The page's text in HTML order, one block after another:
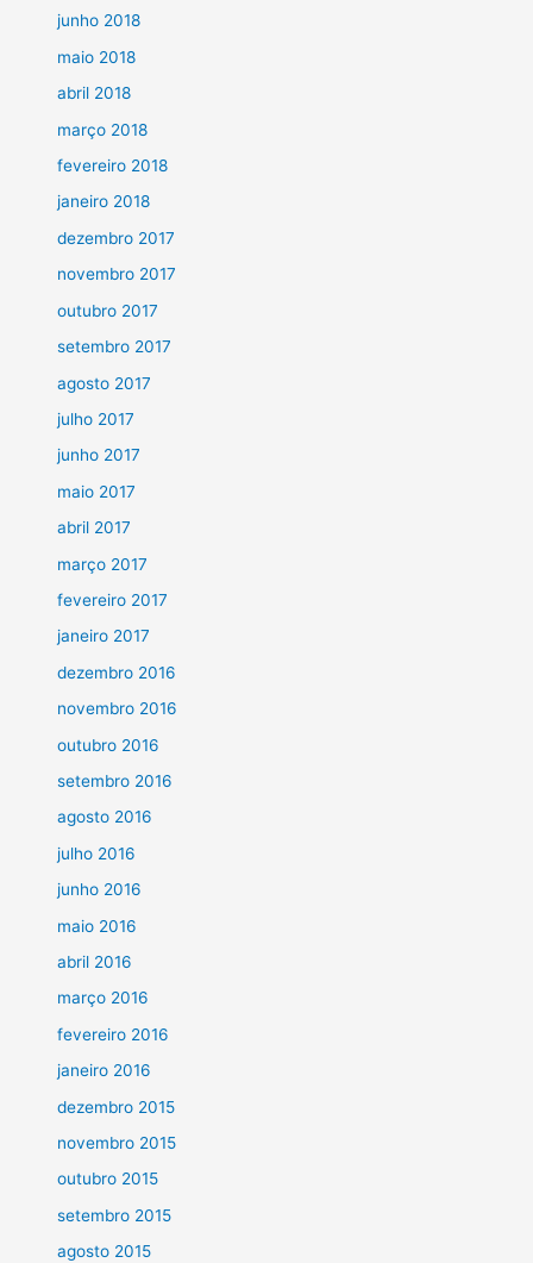
junho 2018
maio 2018
abril 2018
março 2018
fevereiro 2018
janeiro 2018
dezembro 2017
novembro 2017
outubro 2017
setembro 2017
agosto 2017
julho 2017
junho 2017
maio 2017
abril 2017
março 2017
fevereiro 2017
janeiro 2017
dezembro 2016
novembro 2016
outubro 2016
setembro 2016
agosto 2016
julho 2016
junho 2016
maio 2016
abril 2016
março 2016
fevereiro 2016
janeiro 2016
dezembro 2015
novembro 2015
outubro 2015
setembro 2015
agosto 2015